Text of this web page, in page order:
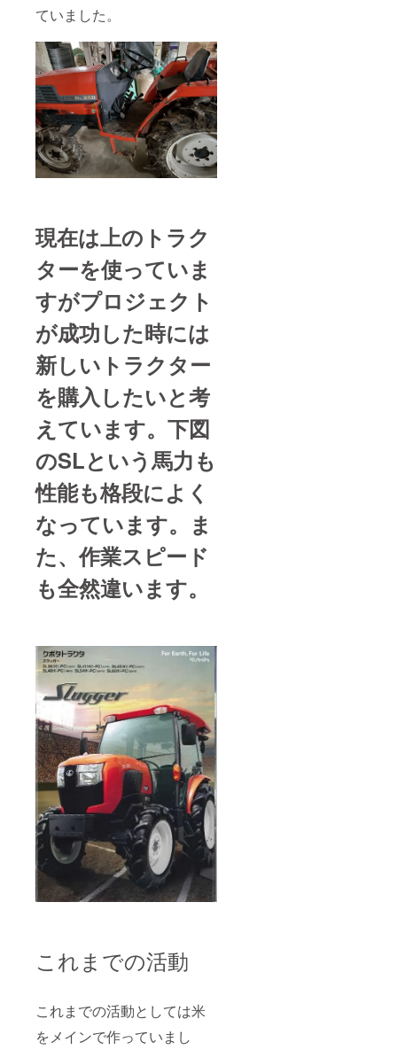
ていました。
現在は上のトラク
ターを使っていま
すがプロジェクト
が成功した時には
新しいトラクター
を購入したいと考
えています。下図
のSLという馬力も
性能も格段によく
なっています。ま
た、作業スピード
も全然違います。
これまでの活動
これまでの活動としては米
をメインで作っていまし